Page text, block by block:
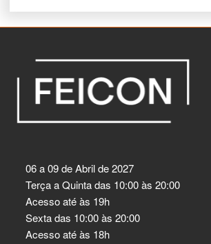
06 a 09 de Abril de 2027
Terça a Quinta das 10:00 às 20:00
Acesso até às 19h
Sexta das 10:00 às 20:00
Acesso até às 18h